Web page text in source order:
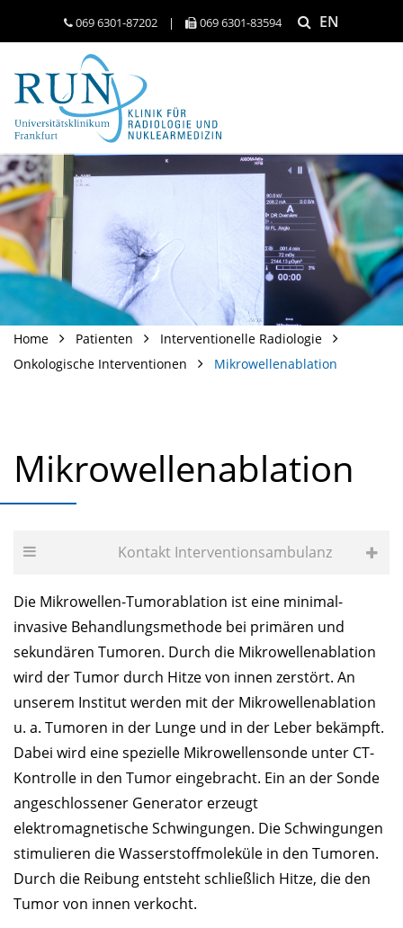
069 6301-​87202 | 069 6301-​83594 EN
Home Patienten
Interventionelle Radiologie
Onkologische Interventionen
Mikrowellenablation
Mikrowellenablation
Kontakt In­ter­ven­ti­ons­am­bu­lanz
Die Mikrowellen-Tumorablation ist eine minimal-
invasive Behandlungsmethode bei primären und
sekundären Tumoren. Durch die Mikrowellenablation
wird der Tumor durch Hitze von innen zerstört. An
unserem Institut werden mit der Mikrowellenablation
u. a. Tumoren in der Lunge und in der Leber bekämpft.
Dabei wird eine spezielle Mikrowellensonde unter CT-
Kontrolle in den Tumor eingebracht. Ein an der Sonde
angeschlossener Generator erzeugt
elektromagnetische Schwingungen. Die Schwingungen
stimulieren die Wasserstoffmoleküle in den Tumoren.
Durch die Reibung entsteht schließlich Hitze, die den
Tumor von innen verkocht.